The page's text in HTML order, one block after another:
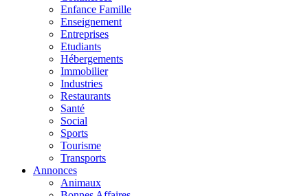
Enfance Famille
Enseignement
Entreprises
Etudiants
Hébergements
Immobilier
Industries
Restaurants
Santé
Social
Sports
Tourisme
Transports
Annonces
Animaux